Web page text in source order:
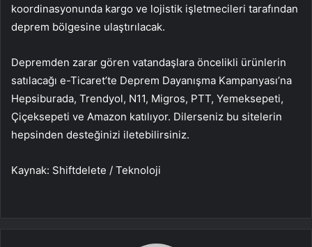
koordinasyonunda kargo ve lojistik işletmecileri tarafından
deprem bölgesine ulaştırılacak.
Depremden zarar gören vatandaşlara öncelikli ürünlerin
satılacağı e-Ticaret’te Deprem Dayanışma Kampanyası’na
Hepsiburada, Trendyol, N11, Migros, PTT, Yemeksepeti,
Çiçeksepeti ve Amazon katılıyor. Dilerseniz bu sitelerin
hepsinden desteğinizi iletebilirsiniz.
Kaynak: Shiftdelete / Teknoloji